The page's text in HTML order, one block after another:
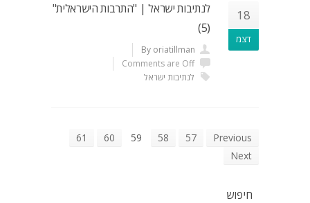
18
דצמ
לנתיבות ישראל | "התרבות הישראלית"
(5)
By oriatillman
Comments are Off
לנתיבות ישראל
Previous
57
58
59
60
61
Next
חיפוש